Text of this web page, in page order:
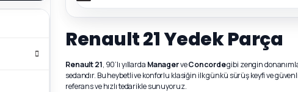
Renault 21 Yedek Parça
Renault 21, 90’lı yıllarda ManagerveConcordegibi zengin
sedandır. Bu heybetli ve konforlu klasiğin ilk günkü sürüş keyfi ve
referans ve hızlı tedarikle sunuyoruz.